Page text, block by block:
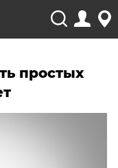
простых